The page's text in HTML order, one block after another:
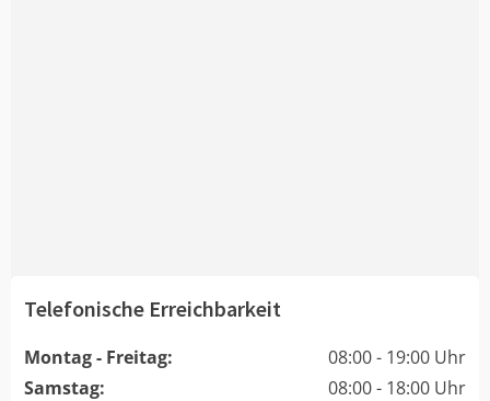
Telefonische Erreichbarkeit
Montag - Freitag:
08:00 - 19:00 Uhr
Samstag:
08:00 - 18:00 Uhr